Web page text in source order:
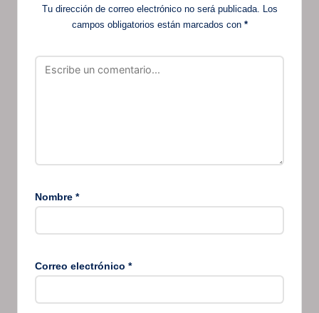
Tu dirección de correo electrónico no será publicada. Los
campos obligatorios están marcados con *
Nombre *
Correo electrónico *